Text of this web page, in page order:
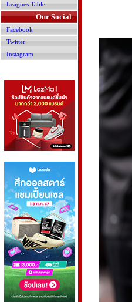
Leagues Table
Our Social
Facebook
Twitter
Instagram